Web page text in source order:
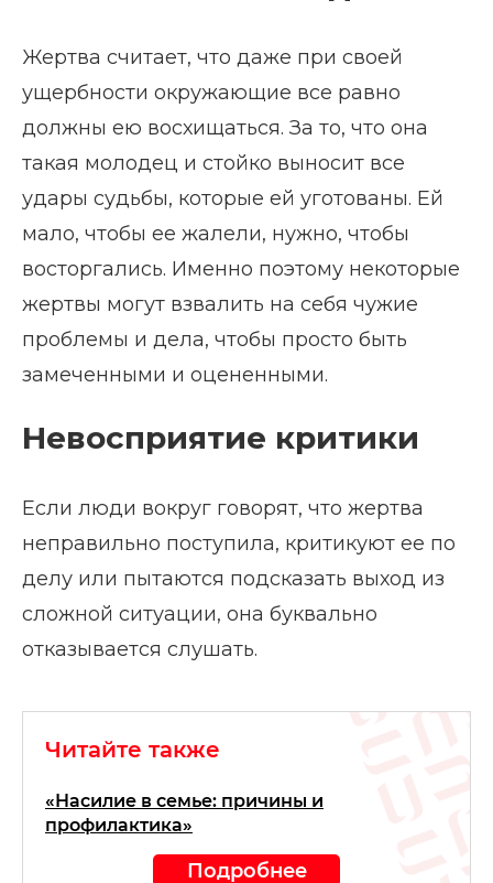
Жертва считает, что даже при своей
ущербности окружающие все равно
должны ею восхищаться. За то, что она
такая молодец и стойко выносит все
удары судьбы, которые ей уготованы. Ей
мало, чтобы ее жалели, нужно, чтобы
восторгались. Именно поэтому некоторые
жертвы могут взвалить на себя чужие
проблемы и дела, чтобы просто быть
замеченными и оцененными.
Невосприятие критики
Если люди вокруг говорят, что жертва
неправильно поступила, критикуют ее по
делу или пытаются подсказать выход из
сложной ситуации, она буквально
отказывается слушать.
Читайте также
«Насилие в семье: причины и
профилактика»
Подробнее